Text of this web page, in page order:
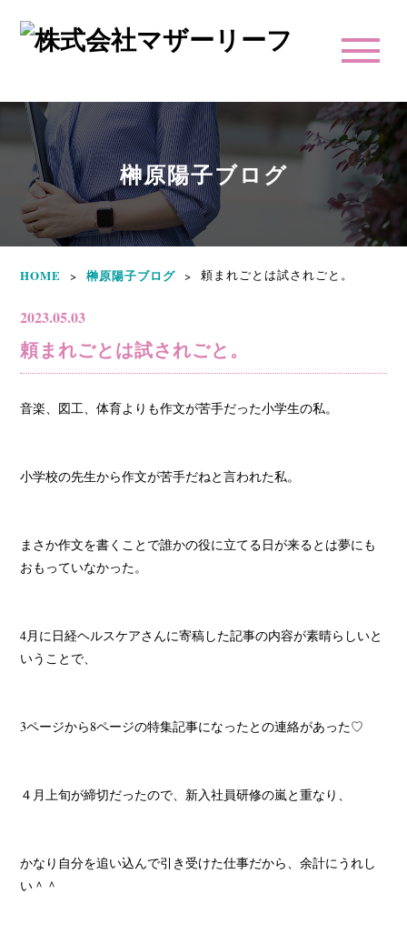
榊原陽子ブログ
HOME > 榊原陽子ブログ > 頼まれごとは試されごと。
2023.05.03
頼まれごとは試されごと。
音楽、図工、体育よりも作文が苦手だった小学生の私。
小学校の先生から作文が苦手だねと言われた私。
まさか作文を書くことで誰かの役に立てる日が来るとは夢にも
おもっていなかった。
4月に日経ヘルスケアさんに寄稿した記事の内容が素晴らしいと
いうことで、
3ページから8ページの特集記事になったとの連絡があった♡
４月上旬が締切だったので、新入社員研修の嵐と重なり、
かなり自分を追い込んで引き受けた仕事だから、余計にうれし
い＾＾